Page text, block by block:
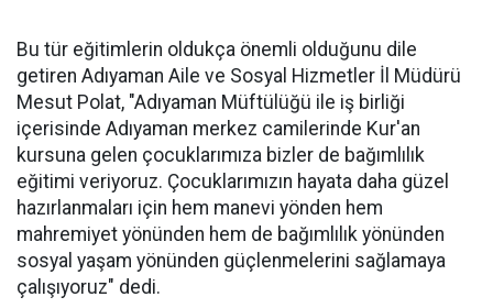
Bu tür eğitimlerin oldukça önemli olduğunu dile
getiren Adıyaman Aile ve Sosyal Hizmetler İl Müdürü
Mesut Polat, "Adıyaman Müftülüğü ile iş birliği
içerisinde Adıyaman merkez camilerinde Kur'an
kursuna gelen çocuklarımıza bizler de bağımlılık
eğitimi veriyoruz. Çocuklarımızın hayata daha güzel
hazırlanmaları için hem manevi yönden hem
mahremiyet yönünden hem de bağımlılık yönünden
sosyal yaşam yönünden güçlenmelerini sağlamaya
çalışıyoruz" dedi.